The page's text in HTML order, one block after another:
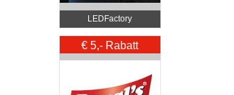
LEDFactory
€ 5,- Rabatt